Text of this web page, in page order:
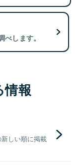
します。
情報
しい順に掲載